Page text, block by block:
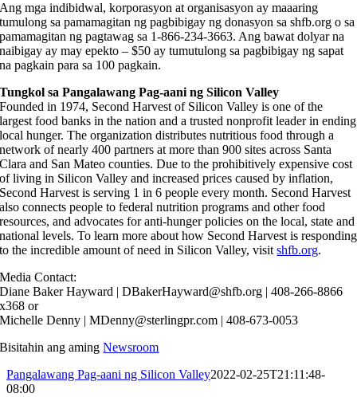
Ang mga indibidwal, korporasyon at organisasyon ay maaaring
tumulong sa pamamagitan ng pagbibigay ng donasyon sa shfb.org o sa
pamamagitan ng pagtawag sa 1-866-234-3663. Ang bawat dolyar na
naibigay ay may epekto – $50 ay tumutulong sa pagbibigay ng sapat
na pagkain para sa 100 pagkain.
Tungkol sa Pangalawang Pag-aani ng Silicon Valley
Founded in 1974, Second Harvest of Silicon Valley is one of the
largest food banks in the nation and a trusted nonprofit leader in ending
local hunger. The organization distributes nutritious food through a
network of nearly 400 partners at more than 900 sites across Santa
Clara and San Mateo counties. Due to the prohibitively expensive cost
of living in Silicon Valley and increased prices caused by inflation,
Second Harvest is serving 1 in 6 people every month. Second Harvest
also connects people to federal nutrition programs and other food
resources, and advocates for anti-hunger policies on the local, state and
national levels. To learn more about how Second Harvest is responding
to the incredible amount of need in Silicon Valley, visitshfb.org.
Media Contact:
Diane Baker Hayward | DBakerHayward@shfb.org | 408-266-8866
x368 or
Michelle Denny | MDenny@sterlingpr.com | 408-673-0053‬
Bisitahin ang amingNewsroom
Pangalawang Pag-aani ng Silicon Valley2022-02-25T21:11:48-
08:00